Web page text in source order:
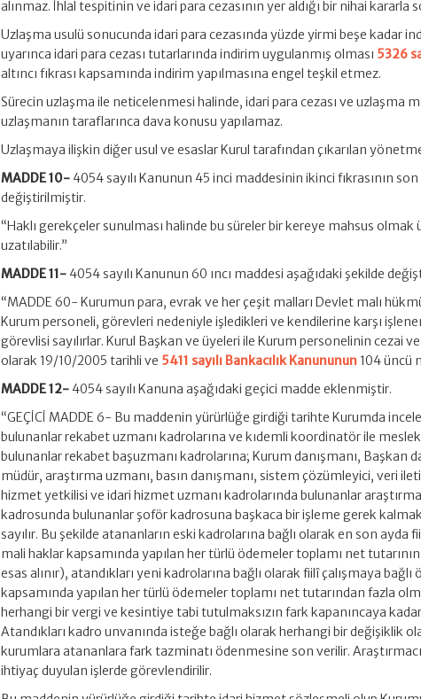
alınmaz. İhlal tespitinin ve idari para cezasının yer aldığı bir nihai kararla
Uzlaşma usulü sonucunda idari para cezasında yüzde yirmi beşe kadar
uyarınca idari para cezası tutarlarında indirim uygulanmış olması 5326
altıncı fıkrası kapsamında indirim yapılmasına engel teşkil etmez.
Sürecin uzlaşma ile neticelenmesi halinde, idari para cezası ve uzlaşma
uzlaşmanın taraflarınca dava konusu yapılamaz.
Uzlaşmaya ilişkin diğer usul ve esaslar Kurul tarafından çıkarılan
MADDE 10- 4054 sayılı Kanunun 45 inci maddesinin ikinci fıkrasının
değiştirilmiştir.
“Haklı gerekçeler sunulması halinde bu süreler bir kereye mahsus
uzatılabilir.”
MADDE 11- 4054 sayılı Kanunun 60 ıncı maddesi aşağıdaki şekilde
“MADDE 60- Kurumun para, evrak ve her çeşit malları Devlet malı
Kurum personeli, görevleri nedeniyle işledikleri ve kendilerine karşı
görevlisi sayılırlar. Kurul Başkan ve üyeleri ile Kurum personelinin cezai
olarak 19/10/2005 tarihli ve 5411 sayılı Bankacılık Kanununun 104 üncü
MADDE 12- 4054 sayılı Kanuna aşağıdaki geçici madde eklenmiştir.
“GEÇİCİ MADDE 6- Bu maddenin yürürlüğe girdiği tarihte Kurumda
bulunanlar rekabet uzmanı kadrolarına ve kıdemli koordinatör ile
bulunanlar rekabet başuzmanı kadrolarına; Kurum danışmanı, Başkan
müdür, araştırma uzmanı, basın danışmanı, sistem çözümleyici, veri
hizmet yetkilisi ve idari hizmet uzmanı kadrolarında bulunanlar
kadrosunda bulunanlar şoför kadrosuna başkaca bir işleme gerek
sayılır. Bu şekilde atananların eski kadrolarına bağlı olarak en son ayda
mali haklar kapsamında yapılan her türlü ödemeler toplamı net
esas alınır), atandıkları yeni kadrolarına bağlı olarak fiilî çalışmaya
kapsamında yapılan her türlü ödemeler toplamı net tutarından fazla
herhangi bir vergi ve kesintiye tabi tutulmaksızın fark kapanıncaya
Atandıkları kadro unvanında isteğe bağlı olarak herhangi bir değişiklik
kurumlara atananlara fark tazminatı ödenmesine son verilir.
ihtiyaç duyulan işlerde görevlendirilir.